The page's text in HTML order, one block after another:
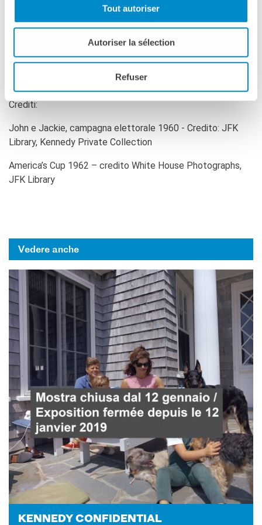
Tout autoriser
Autoriser la sélection
Refuser
Durata: 1 ora e 30 minuti. Prezzo: 50 euro a persona. Per
prenotazioni scrivere ablancple@yahoo.fr
Ufficio stampa: Grazia Lotti Relazioni pubbliche
info@grazialotti.com- 00 39 02 6575103
Crediti:
John e Jackie, campagna elettorale 1960 - Credito: JFK
Library, Kennedy Private Collection
America’s Cup 1962 – credito White House Photographs,
JFK Library
Vedere anche
KEN­NE­DY CON­FI­DEN­TIAL